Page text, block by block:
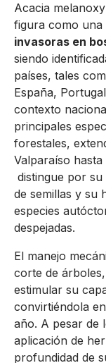
Acacia
figura como una
invasoras en
siendo
países, tales
España,
contexto
principales
forestales,
Valparaíso hasta
distingue por
de semillas y su
especies
despejadas.
El manejo
corte de
estimular su
convirtiéndola
año. A pesar de
aplicación de
profundidad de